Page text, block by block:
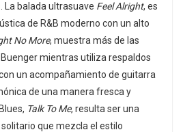
La balada ultrasuave Feel Alright, es
de R&B moderno con un alto
No More, muestra más de las
mientras utiliza respaldos
un acompañamiento de guitarra
de una manera fresca y
Talk To Me, resulta ser una
que mezcla el estilo